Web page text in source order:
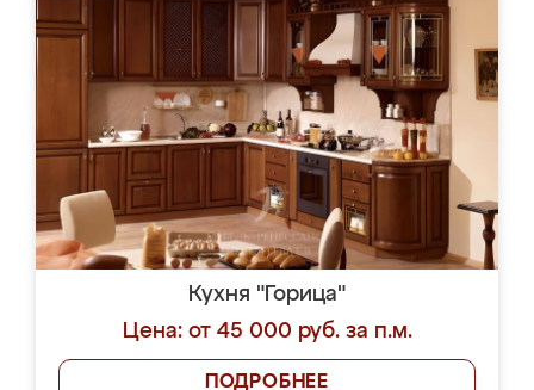
Кухня "Горица"
Цена: от 45 000 руб. за п.м.
ПОДРОБНЕЕ